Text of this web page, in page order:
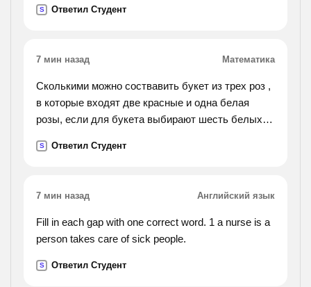
S Ответил Студент
7 мин назад Математика
Сколькими можно соствавить букет из трех роз ,
в которые входят две красные и одна белая
розы, если для букета выбирают шесть белых и
S Ответил Студент
7 мин назад Английский язык
Fill in each gap with one correct word. 1 a nurse is a
person takes care of sick people.
S Ответил Студент